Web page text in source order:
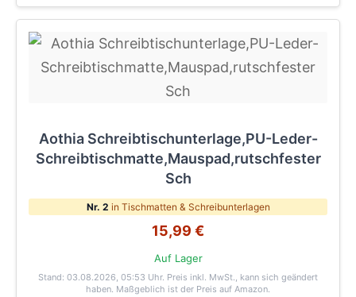
Aothia Schreibtischunterlage,PU-Leder-
Schreibtischmatte,Mauspad,rutschfester
Sch
Nr. 2 in Tischmatten & Schreibunterlagen
15,99 €
Auf Lager
Stand: 03.08.2026, 05:53 Uhr. Preis inkl. MwSt., kann sich geändert
haben. Maßgeblich ist der Preis auf Amazon.